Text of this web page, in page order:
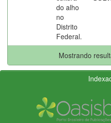
do alho
no
Distrito
Federal.
Mostrando